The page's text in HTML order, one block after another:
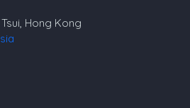
Hong Kong